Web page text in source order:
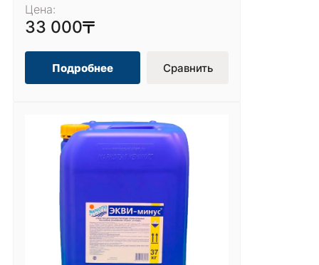
Цена:
33 000
Подробнее Сравнить